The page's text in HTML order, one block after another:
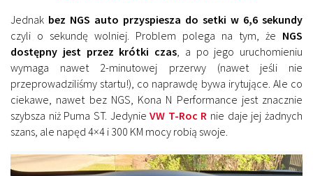
Jednak bez NGS auto przyspiesza do setki w 6,6 sekundy
czyli o sekundę wolniej. Problem polega na tym, że NGS
dostępny jest przez krótki czas , a po jego uruchomieniu
wymaga nawet 2-minutowej przerwy (nawet jeśli nie
przeprowadziliśmy startu!), co naprawdę bywa irytujące. Ale co
ciekawe, nawet bez NGS, Kona N Performance jest znacznie
szybsza niż Puma ST. JedynieVW T-Roc R nie daje jej żadnych
szans, ale napęd 4×4 i 300 KM mocy robią swoje.